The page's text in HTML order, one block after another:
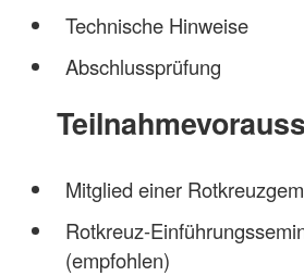
Technische Hinweise
Abschlussprüfung
Mitglied einer
Rotkreuz-
(empfohlen)